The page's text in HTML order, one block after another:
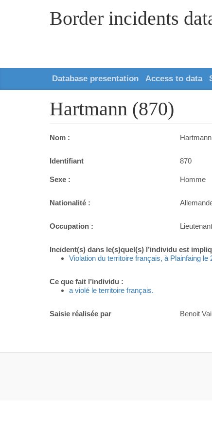
Border incidents
Database presentation Access to data
Hartmann (870)
Nom : Hartmann
Identifiant 870
Sexe : Homme
Nationalité :
Occupation :
Incident(s) dans le(s)quel(s) l’individu est
Violation du territoire français, à Plainfaing le
Ce que fait l’individu :
a violé le territoire français.
Saisie réalisée par Benoit